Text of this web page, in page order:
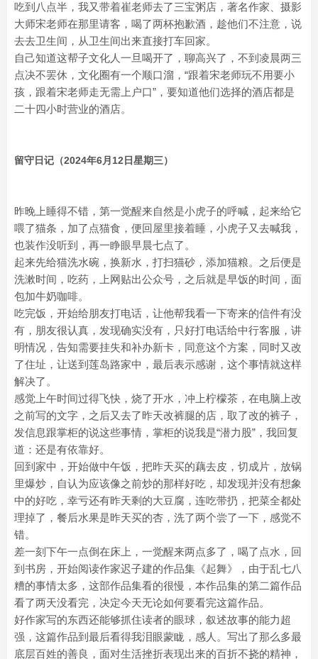
吃到八点半，我又带着崔老师去了三宝粥店，著名作家、摄影
大师宋老师在那里请客，喝了两杯抱歉酒，趁他们不注意，说
去去卫生间，从卫生间出来直接打车回家。
自己知道这帮子文化人一旦喝开了，聊高兴了，不到凌晨两三
点决不罢休，文化圈有一个顺口溜，“跟着宋老师玩不用要小
孩，跟着宋老师走无需上户口”，要知道他们选择的酒店都是
二十四小时营业的酒店。
留守日记（2024年6月12日星期三）
昨晚上睡得不错，第一觉醒来自然是小虎子的呼喊，起来给它
喂了猫条，加了点猫食，便回屋里接着睡，小虎子又去喊我，
也装作没听到，再一睁眼早晨七点了。
起来先给猫洗水碗，换新水，打扫猫砂，添加猫粮。之后便是
洗漱时间，吃药，上网贴出公众号，之后就是早饭的时间，面
包加牛奶咖啡。
吃完饭，开始给朋友打电话，让他帮我看一下寄来的信件有没
有，朋友很认真，发现确实没有，只好打电话给中行客服，讲
明情况，告知需要挂失和补办新卡，同意这个方案，同时又改
了住址，让送到莲岛路家中，最后表示感谢，这个事情就这样
解决了。
感觉上午时间过得飞快，烧了开水，冲上柠檬茶，在电脑上改
之前写的文字，之后又去了昨天改裤腿的店，取了改的裤子，
发信息跟掌柜的说这些事情，掌柜的说我是“潜力股”，我回复
道：还是有依靠好。
回到家中，开始做中午饭，把昨天买的藕去皮，切成片，放锅
里爆炒，自认为应该像之前炒的那样好吃，却发现并没有想象
中的好吃，幸亏还有昨天剩的大豆腐，连吃带扔，把菜全都处
理掉了，餐后水果是昨天买的杏，洗了两个尝了一下，感觉不
错。
差一刻下午一点倒在床上，一觉醒来两点多了，喝了点水，回
到书房，开始阅读作家迟子建的作品集《起舞》，由于乱七八
糟的事情太多，这部作品集看的很慢，本作品集的第二篇作品
看了两天没看完，决定今天无论如何要看完这篇作品。
好作家写的东西还能够抓住读者的眼球，叙述故事的能力超
强，这篇作品到最后看得我泪眼蒙眬，感人。写出了那么多最
底层百姓的善良，面对生活挫折表现出来的百折不挠的精神，